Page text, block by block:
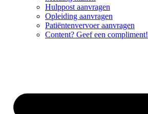
Hulppost aanvragen
Opleiding aanvragen
Patiëntenvervoer aanvragen
Content? Geef een compliment!